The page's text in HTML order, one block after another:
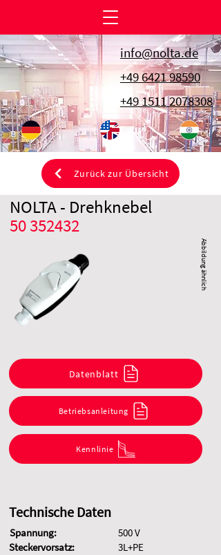
info@nolta.de
+49 6421 98590
+49 1511 2078308
Zurück zur Übersicht
50 352432
NOLTA - Drehknebel
Abbildung ähnlich
Datenblatt
Betriebsanleitung
Kennlinie
Technische Daten
Spannung:
Steckervorsatz:
500 V
3L+PE